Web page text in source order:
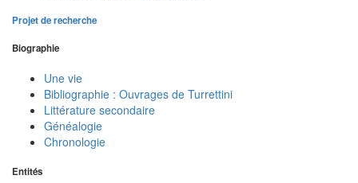
Projet de recherche
Biographie
Une vie
Bibliographie : Ouvrages de Turrettini
Littérature secondaire
Généalogie
Chronologie
Entités